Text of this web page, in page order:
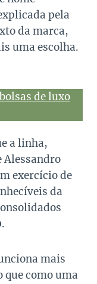
pela
da marca,
uma escolha.
de luxo
a linha,
Alessandro
exercício de
da
mais
que como uma